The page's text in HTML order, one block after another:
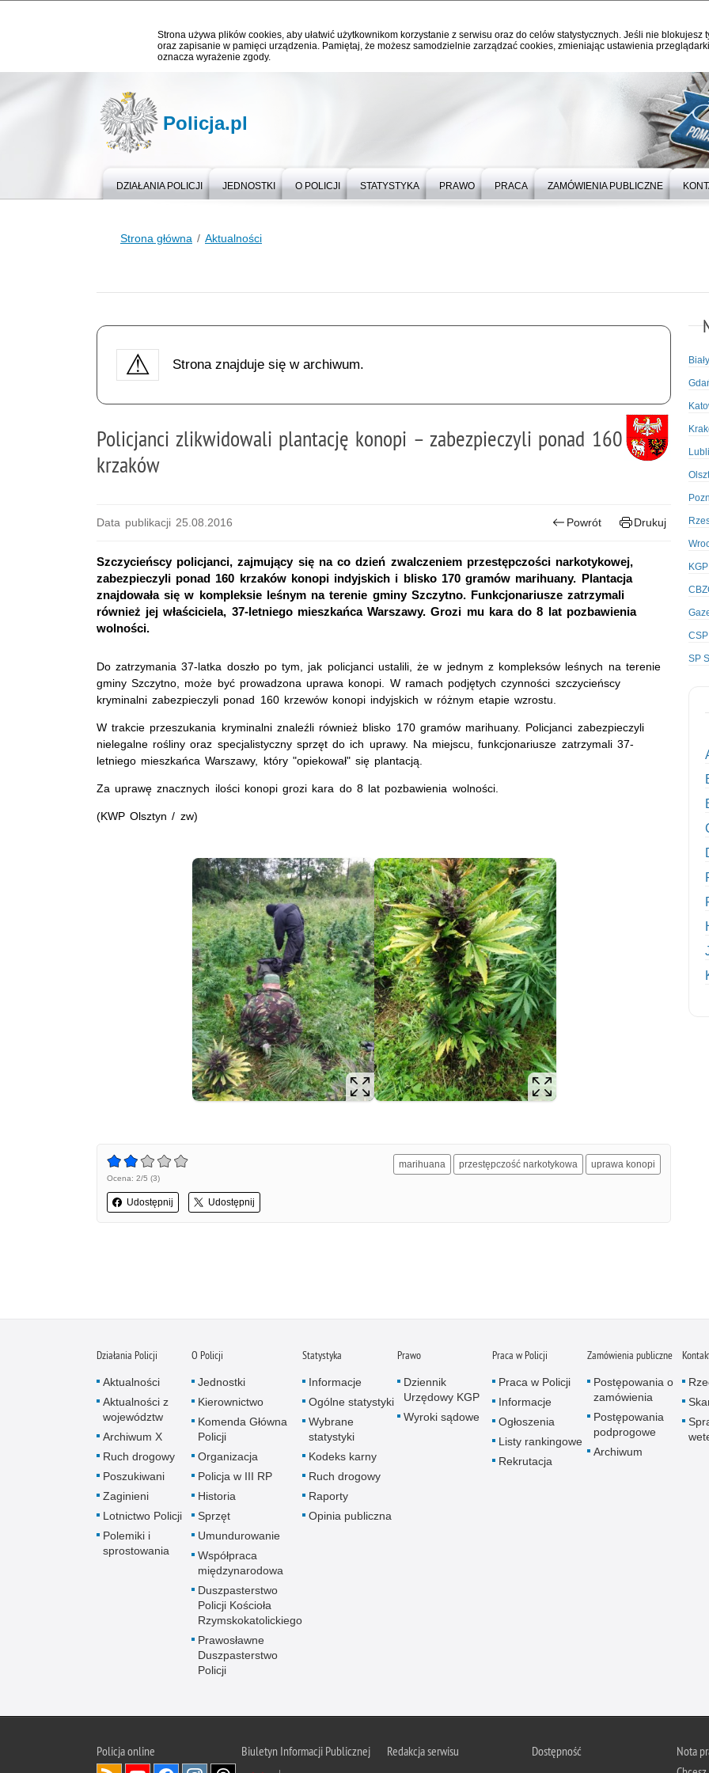
Strona używa plików cookies, aby ułatwić użytkownikom korzystanie z serwisu oraz do celów statystycznych. Jeśli nie blokujesz
oraz zapisanie w pamięci urządzenia. Pamiętaj, że możesz samodzielnie zarządzać cookies, zmieniając ustawienia
oznacza wyrażenie zgody.
Policja.pl
DZIAŁANIA POLICJI JEDNOSTKI O POLICJI STATYSTYKA PRAWO PRACA ZAMÓWIENIA PUBLICZNE
Strona główna Aktualności
Strona znajduje się w archiwum.
Policjanci zlikwidowali plantację konopi – zabezpieczyli ponad 160
krzaków
Data publikacji 25.08.2016 Powrót Drukuj
Szczycieńscy policjanci, zajmujący się na co dzień zwalczeniem przestępczości narkotykowej,
zabezpieczyli ponad 160 krzaków konopi indyjskich i blisko 170 gramów marihuany. Plantacja
znajdowała się w kompleksie leśnym na terenie gminy Szczytno. Funkcjonariusze zatrzymali
również jej właściciela, 37-letniego mieszkańca Warszawy. Grozi mu kara do 8 lat pozbawienia
wolności.
Do zatrzymania 37-latka doszło po tym, jak policjanci ustalili, że w jednym z kompleksów leśnych na terenie
gminy Szczytno, może być prowadzona uprawa konopi. W ramach podjętych czynności szczycieńscy
kryminalni zabezpieczyli ponad 160 krzewów konopi indyjskich w różnym etapie wzrostu.
W trakcie przeszukania kryminalni znaleźli również blisko 170 gramów marihuany. Policjanci zabezpieczyli
nielegalne rośliny oraz specjalistyczny sprzęt do ich uprawy. Na miejscu, funkcjonariusze zatrzymali 37-
letniego mieszkańca Warszawy, który "opiekował" się plantacją.
Za uprawę znacznych ilości konopi grozi kara do 8 lat pozbawienia wolności.
(KWP Olsztyn / zw)
Ocena: 2/5 (3)
Udostępnij Udostępnij
marihuana przestępczość narkotykowa uprawa konopi
KGP
SP
Działania Policji
Aktualności
Aktualności z
województw
Archiwum X
Ruch drogowy
Poszukiwani
Zaginieni
Lotnictwo Policji
Polemiki i
sprostowania
O Policji
Jednostki
Kierownictwo
Komenda Główna
Policji
Organizacja
Policja w III RP
Historia
Sprzęt
Umundurowanie
Współpraca
międzynarodowa
Duszpasterstwo
Policji Kościoła
Rzymskokatolickiego
Prawosławne
Duszpasterstwo
Policji
Statystyka
Informacje
Ogólne statystyki
Wybrane
statystyki
Kodeks karny
Ruch drogowy
Raporty
Opinia publiczna
Prawo
Dziennik
Urzędowy KGP
Wyroki sądowe
Praca w Policji
Praca w Policji
Informacje
Ogłoszenia
Listy rankingowe
Rekrutacja
Zamówienia publiczne
Postępowania o
zamówienia
Postępowania
podprogowe
Archiwum
Policjaonline
Biuletyn Informacji Publicznej
Redakcja serwisu
Dostępność
Nota